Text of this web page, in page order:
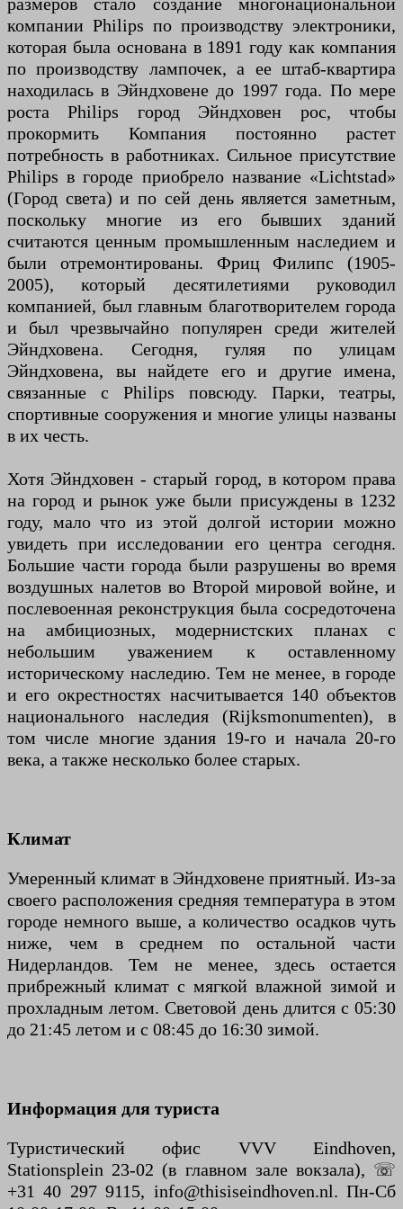
компании Philips по производству электроники,
которая была основана в 1891 году как компания
по производству лампочек, а ее штаб-квартира
находилась в Эйндховене до 1997 года. По мере
роста Philips город Эйндховен рос, чтобы
прокормить Компания постоянно растет
потребность в работниках. Сильное присутствие
Philips в городе приобрело название «Lichtstad»
(Город света) и по сей день является заметным,
поскольку многие из его бывших зданий
считаются ценным промышленным наследием и
были отремонтированы. Фриц Филипс (1905-
2005), который десятилетиями руководил
компанией, был главным благотворителем города
и был чрезвычайно популярен среди жителей
Эйндховена. Сегодня, гуляя по улицам
Эйндховена, вы найдете его и другие имена,
связанные с Philips повсюду. Парки, театры,
спортивные сооружения и многие улицы названы
в их честь.
Хотя Эйндховен - старый город, в котором права
на город и рынок уже были присуждены в 1232
году, мало что из этой долгой истории можно
увидеть при исследовании его центра сегодня.
Большие части города были разрушены во время
воздушных налетов во Второй мировой войне, и
послевоенная реконструкция была сосредоточена
на амбициозных, модернистских планах с
небольшим уважением к оставленному
историческому наследию. Тем не менее, в городе
и его окрестностях насчитывается 140 объектов
национального наследия (Rijksmonumenten), в
том числе многие здания 19-го и начала 20-го
века, а также несколько более старых.
Климат
Умеренный климат в Эйндховене приятный. Из-за
своего расположения средняя температура в этом
городе немного выше, а количество осадков чуть
ниже, чем в среднем по остальной части
Нидерландов. Тем не менее, здесь остается
прибрежный климат с мягкой влажной зимой и
прохладным летом. Световой день длится с 05:30
до 21:45 летом и с 08:45 до 16:30 зимой.
Информация для туриста
Туристический офис VVV Eindhoven,
Stationsplein 23-02 (в главном зале вокзала), ☏
+31 40 297 9115, info@thisiseindhoven.nl. Пн-Сб